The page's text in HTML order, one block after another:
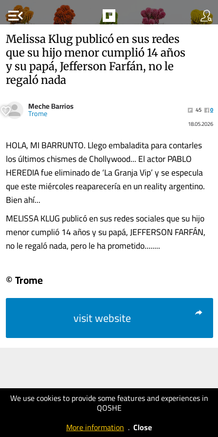
menu_open
We use cookies to provide some features and experiences in
QOSHE
More information . Close
Melissa Klug publicó en sus redes
que su hijo menor cumplió 14 años
y su papá, Jefferson Farfán, no le
regaló nada
Meche Barrios
Trome 45
0
18.05.2026
HOLA, MI BARRUNTO. Llego embaladita para contarles
los últimos chismes de Chollywood... El actor PABLO
HEREDIA fue eliminado de ‘La Granja Vip’ y se especula
que este miércoles reaparecería en un reality argentino.
Bien ahí...
MELISSA KLUG publicó en sus redes sociales que su hijo
menor cumplió 14 años y su papá, JEFFERSON FARFÁN,
no le regaló nada, pero le ha prometido........
© Trome
visit website